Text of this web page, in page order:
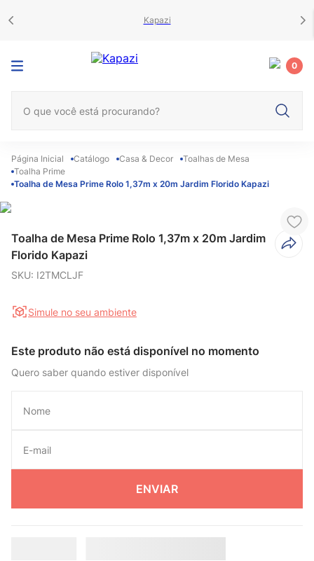
Kapazi
0
Catálogo Casa & Decor
Toalhas de Mesa
Toalha Prime
Toalha de Mesa Prime Rolo 1,37m x 20m Jardim Florido Kapazi
Toalha de Mesa Prime Rolo 1,37m x 20m Jardim
Florido Kapazi
SKU: I2TMCLJF
Simule no seu ambiente
Este produto não está disponível no momento
Quero saber quando estiver disponível
ENVIAR